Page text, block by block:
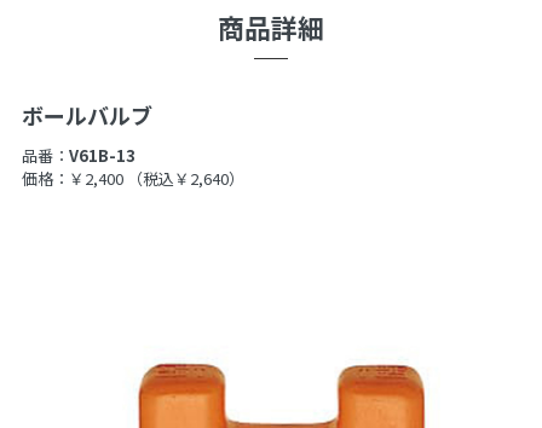
商品詳細
ボールバルブ
品番： V61B-13
価格：￥2,400
（税込￥2,640）